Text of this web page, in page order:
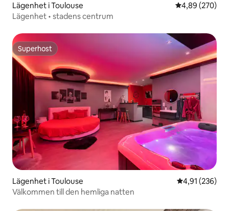
Lägenhet i Toulouse 4,89 av 5 i
4,89 (270)
Lägenhet • stadens centrum
Superhost
Superhost
Lägenhet i Toulouse 4,91 av 5 i
4,91 (236)
Välkommen till den hemliga natten